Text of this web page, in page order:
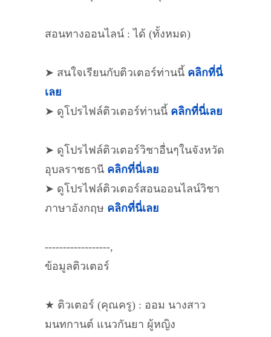
สอนทางออนไลน์ : ได้ (ทั้งหมด)
➤ สนใจเรียนกับติวเตอร์ท่านนี้ คลิกที่นี่
เลย
➤ ดูโปรไฟล์ติวเตอร์ท่านนี้ คลิกที่นี่เลย
➤ ดูโปรไฟล์ติวเตอร์วิชาอื่นๆในจังหวัด
อุบลราชธานี คลิกที่นี่เลย
➤ ดูโปรไฟล์ติวเตอร์สอนออนไลน์วิชา
ภาษาอังกฤษ คลิกที่นี่เลย
------------------,
ข้อมูลติวเตอร์
★ ติวเตอร์ (คุณครู) : ออม นางสาว
มนทกานต์ แนวกันยา ผู้หญิง